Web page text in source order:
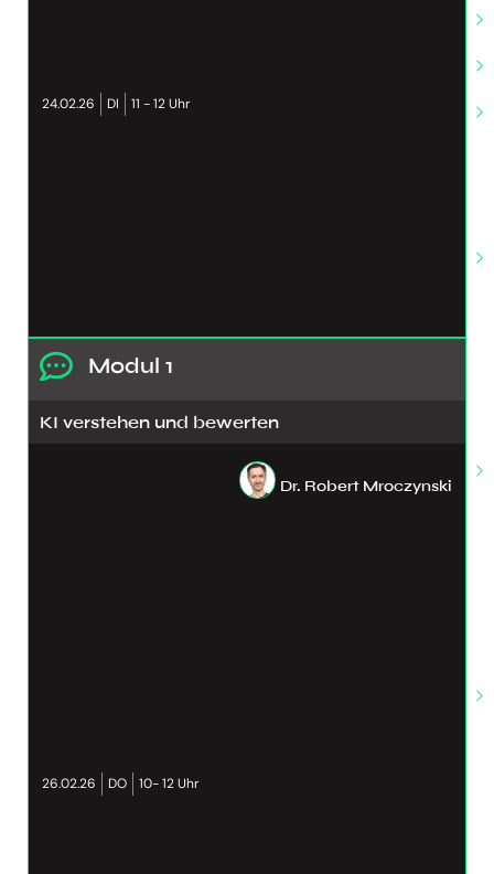
24.02.26 DI 11 - 12 Uhr
Modul 1
KI verstehen und bewerten
26.02.26 DO 10- 12 Uhr
Dr. Robert Mroczynski